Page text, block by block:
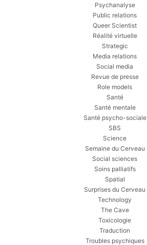
Psychanalyse
Public relations
Queer Scientist
Réalité virtuelle
Strategic
Media relations
Social media
Revue de presse
Role models
Santé
Santé mentale
Santé psycho-sociale
SBS
Science
Semaine du Cerveau
Social sciences
Soins palliatifs
Spatial
Surprises du Cerveau
Technology
The Cave
Toxicologie
Traduction
Troubles psychiques